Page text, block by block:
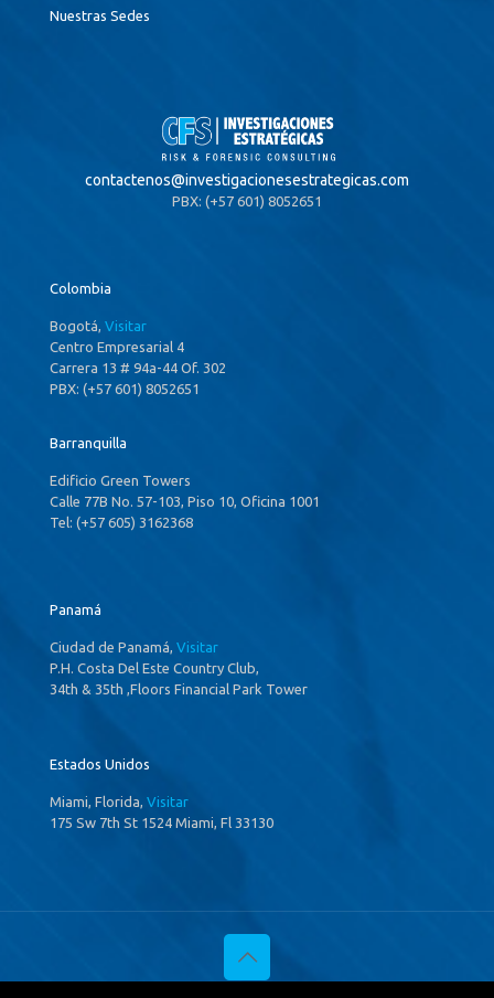
Nuestras Sedes
contactenos@investigacionesestrategicas.com
PBX: (+57 601) 8052651
Colombia
Bogotá, Visitar
Centro Empresarial 4
Carrera 13 # 94a-44 Of. 302
PBX: (+57 601) 8052651
Barranquilla
Edificio Green Towers
Calle 77B No. 57-103, Piso 10, Oficina 1001
Tel: (+57 605) 3162368
Panamá
Ciudad de Panamá, Visitar
P.H. Costa Del Este Country Club,
34th & 35th ,Floors Financial Park Tower
Estados Unidos
Miami, Florida, Visitar
175 Sw 7th St 1524 Miami, Fl 33130